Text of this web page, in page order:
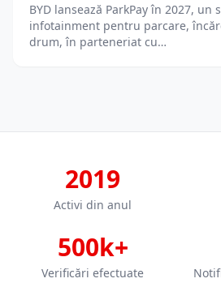
BYD lansează ParkPay în 2027,
infotainment pentru parcare,
drum, în parteneriat cu…
2019
Activi din anul
500k+
Verificări efectuate